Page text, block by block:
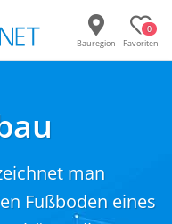
Bauregion
0
Favoriten
man
Fußboden eines